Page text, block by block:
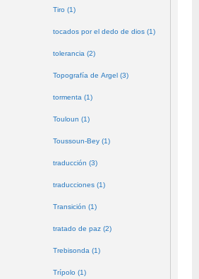
Tiro (1)
tocados por el dedo de dios (1)
tolerancia (2)
Topografía de Argel (3)
tormenta (1)
Touloun (1)
Toussoun-Bey (1)
traducción (3)
traducciones (1)
Transición (1)
tratado de paz (2)
Trebisonda (1)
Trípolo (1)